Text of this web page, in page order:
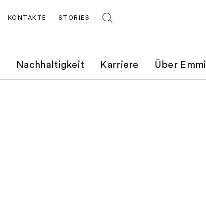
Nachhaltigkeit Karriere Über Emmi
KONTAKTE STORIES